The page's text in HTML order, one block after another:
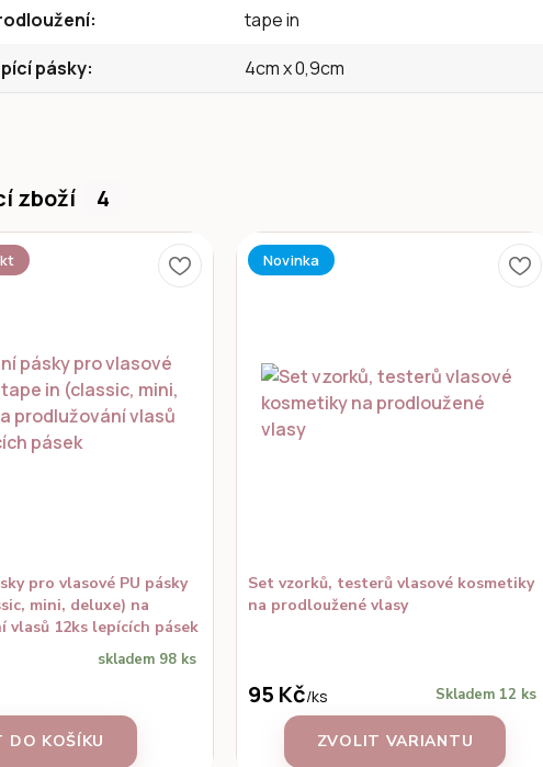
tape in
pásky
4cm x 0,9cm
zboží 4
pro vlasové PU pásky
mini, deluxe) na
vlasů 12ks lepících pásek
skladem 98 ks
DO KOŠÍKU
Novinka
Set vzorků, testerů vlasové kosmetiky
na prodloužené vlasy
95 Kč/ks Skladem 12 ks
ZVOLIT VARIANTU